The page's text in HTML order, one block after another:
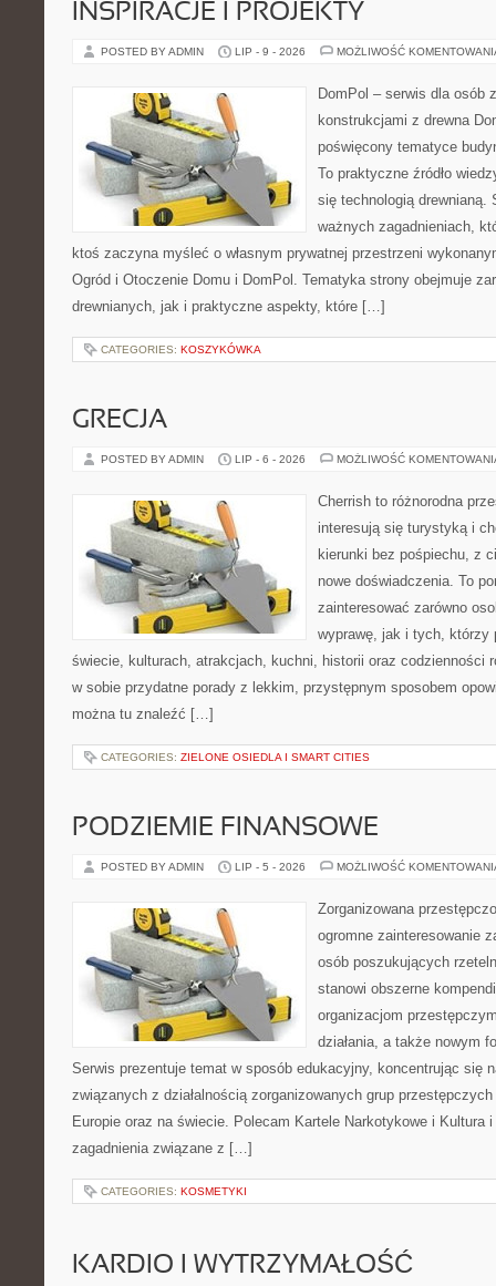
INSPIRACJE I PROJEKTY
POSTED BY ADMIN LIP - 9 - 2026 MOŻLIWOŚĆ
DomPol – serwis dla osób
konstrukcjami z drewna
poświęcony tematyce
To praktyczne źródło
się technologią drewnianą.
ważnych zagadnieniach,
ktoś zaczyna myśleć o własnym prywatnej przestrzeni
Ogród i Otoczenie Domu i DomPol. Tematyka strony obejmuje
drewnianych, jak i praktyczne aspekty, które […]
CATEGORIES: KOSZYKÓWKA
GRECJA
POSTED BY ADMIN LIP - 6 - 2026 MOŻLIWOŚĆ
Cherrish to różnorodna
interesują się turystyką i
kierunki bez pośpiechu, z
nowe doświadczenia. To
zainteresować zarówno
wyprawę, jak i tych, którzy
świecie, kulturach, atrakcjach, kuchni, historii oraz codzienności
w sobie przydatne porady z lekkim, przystępnym sposobem
można tu znaleźć […]
CATEGORIES: ZIELONE OSIEDLA I SMART CITIES
PODZIEMIE FINANSOWE
POSTED BY ADMIN LIP - 5 - 2026 MOŻLIWOŚĆ
Zorganizowana
ogromne zainteresowanie
osób poszukujących
stanowi obszerne
organizacjom
działania, a także nowym
Serwis prezentuje temat w sposób edukacyjny, koncentrując się
związanych z działalnością zorganizowanych grup
Europie oraz na świecie. Polecam Kartele Narkotykowe i Kultura
zagadnienia związane z […]
CATEGORIES: KOSMETYKI
KARDIO I WYTRZYMAŁOŚĆ